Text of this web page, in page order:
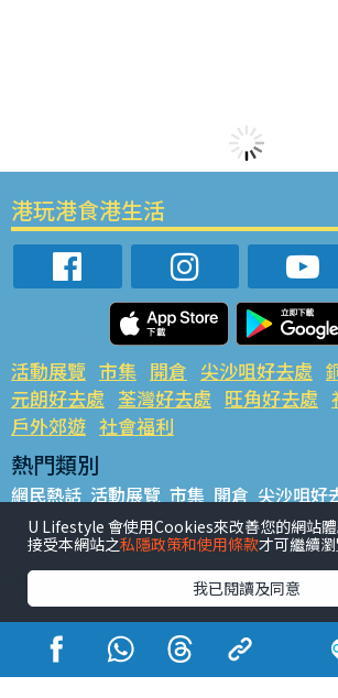
港玩港食港生活
活動展覽 市集 開倉 尖沙咀好去處
元朗好去處 荃灣好去處 旺角好去處
戶外郊遊 社會福利
熱門類別
網民熱話 活動展覽 市集 開倉 尖沙咀好
銅鑼灣好去處 元朗好去處 荃灣好去處
餐廳情報 戶外郊遊
熱門標籤
#UGO搵好去處 #人氣活動推介 #美食社
#親子玩樂好去處
#ULifestyle應用程式
#UJetso禮物放送
#ULifestyle商戶中心
U Lifestyle 會使用Cookies來改善您的網站
接受本網站之私隱政策和使用條款才可繼續瀏
我已閱讀及同意